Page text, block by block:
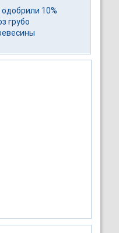
10%
грубо